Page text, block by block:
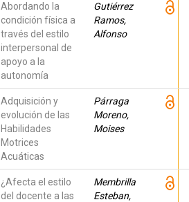
Abordando la
condición física a
través del estilo
interpersonal de
apoyo a la
autonomía
Gutiérrez
Ramos,
Alfonso
Adquisición y
evolución de las
Habilidades
Motrices
Acuáticas
Párraga
Moreno,
Moises
¿Afecta el estilo
del docente a las
Membrilla
Esteban,